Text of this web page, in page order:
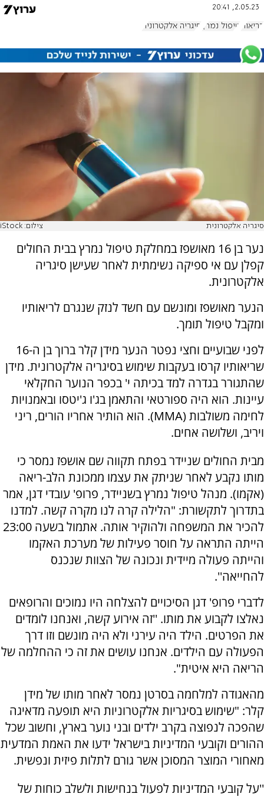
2.05.23, 20:41
בריאות טיפול נמרץ סיגריה אלקטרונית
סיגריה אלקטרונית צילום: iStock
נער בן 16 מאושפז במחלקת טיפול נמרץ בבית החולים
קפלן עם אי ספיקה נשימתית לאחר שעישן סיגריה
אלקטרונית.
הנער מאושפז ומונשם עם חשד לנזק שנגרם לריאותיו
ומקבל טיפול תומך.
לפני שבועיים וחצי נפטר הנער מידן קלר ברוך בן ה-16
שריאותיו קרסו בעקבות שימוש בסיגריה אלקטרונית. מידן
שהתגורר בגדרה למד בכיתה י' בכפר הנוער החקלאי
עיינות. הוא היה ספורטאי והתאמן בג'ו ג'יטסו ובאמנויות
לחימה משולבות (MMA). הוא הותיר אחריו הורים, ריני
ויריב, ושלושה אחים.
מבית החולים שניידר בפתח תקווה שם אושפז נמסר כי
מותו נקבע לאחר שניתק את עצמו ממכונת הלב-ריאה
(אקמו). מנהל טיפול נמרץ בשניידר, פרופ' עובדי דגן, אמר
בתדרוך לתקשורת: "הלילה קרה לנו מקרה קשה. למדנו
להכיר את המשפחה ולהוקיר אותה. אתמול בשעה 23:00
הייתה התראה על חוסר פעילות של מערכת האקמו
והייתה פעולה מיידית ונכונה של הצוות שנכנס
להחייאה''.
לדברי פרופ' דגן הסיכויים להצלחה היו נמוכים והרופאים
נאלצו לקבוע את מותו. ''זה אירוע קשה, ואנחנו לומדים
את הפרטים. הילד היה עירני ולא היה מונשם וזו דרך
הפעולה עם הילדים. אנחנו עושים את זה כי ההחלמה של
הריאה היא איטית".
מהאגודה למלחמה בסרטן נמסר לאחר מותו של מידן
קלר: "שימוש בסיגריות אלקטרוניות היא תופעה מדאיגה
שהפכה לנפוצה בקרב ילדים ובני נוער בארץ, וחשוב שכל
ההורים וקובעי המדיניות בישראל ידעו את האמת המדעית
מאחורי המוצר המסוכן אשר גורם לתלות פיזית ונפשית.
''על קובעי המדיניות לפעול בנחישות ולשלב כוחות של